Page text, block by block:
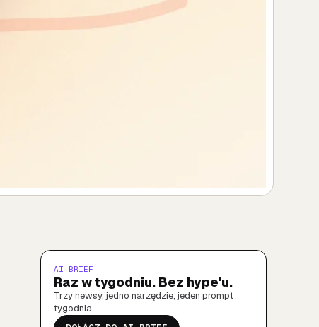
AI BRIEF
Raz w tygodniu. Bez hype'u.
Trzy newsy, jedno narzędzie, jeden prompt
tygodnia.